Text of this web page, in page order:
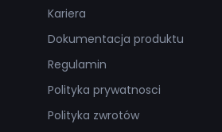
Kariera
Dokumentacja produktu
Regulamin
Polityka prywatnosci
Polityka zwrotów